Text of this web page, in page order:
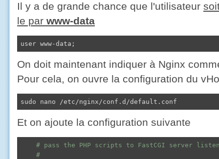
Il y a de grande chance que l'utilisateur
le par www-data
user www-data;
On doit maintenant indiquer à Nginx
Pour cela, on ouvre la configuration du
sudo nano /etc/nginx/conf.d/default.conf
Et on ajoute la configuration suivante
# pass the PHP scripts to FastCGI server
#